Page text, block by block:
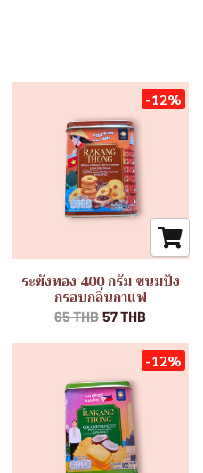
-12%
ระฆังทอง 400 กรัม ขนมปัง
กรอบกลิ่นกาแฟ
65 THB 57 THB
-12%